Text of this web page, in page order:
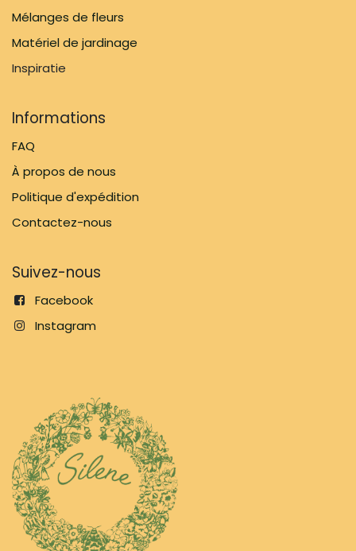
Mélanges de fleurs
Matériel de jardinage
Inspiratie
Informations
FAQ
À propos de nous
Politique d'expédition
Contactez-nous
Suivez-nous
Facebook
Instagram